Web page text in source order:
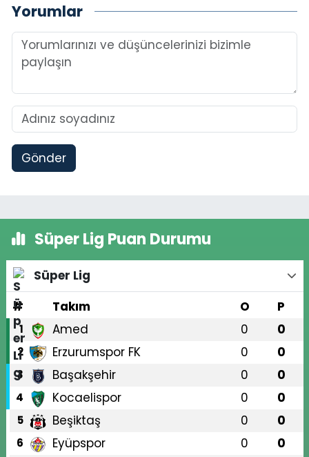
Yorumlar
Gönder
Süper Lig Puan Durumu
Süper Lig
#
Takım O P
1 Amed 0 0
2 Erzurumspor FK 0 0
3 Başakşehir 0 0
4 Kocaelispor 0 0
5 Beşiktaş 0 0
6 Eyüpspor 0 0